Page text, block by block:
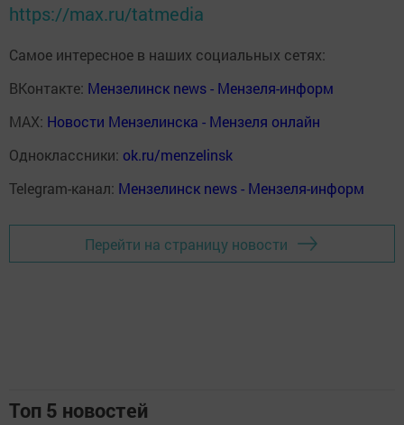
https://max.ru/tatmedia
Самое интересное в наших социальных сетях:
ВКонтакте: Мензелинск news - Мензеля-информ
MAX: Новости Мензелинска - Мензеля онлайн
Одноклассники: ok.ru/menzelinsk
Telegram-канал: Мензелинск news - Мензеля-информ
Перейти на страницу новости
Топ 5 новостей